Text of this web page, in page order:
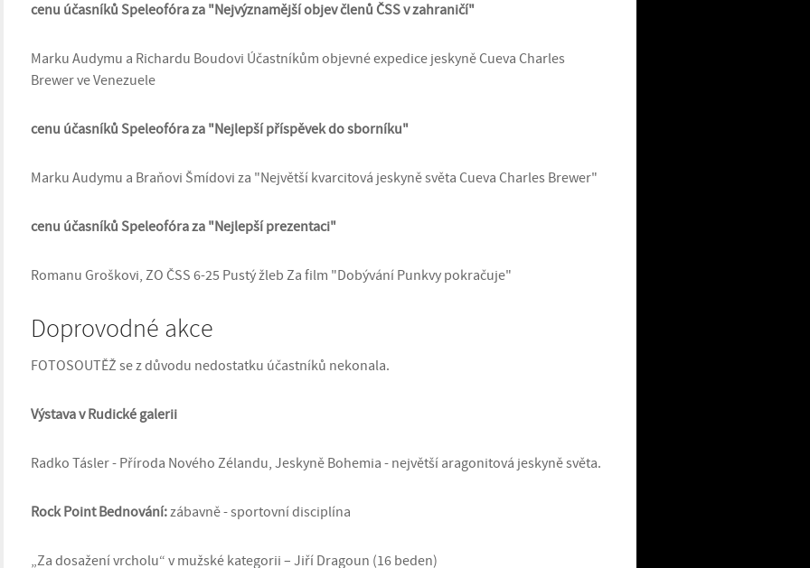
cenu účasníků Speleofóra za "Nejvýznamější objev členů ČSS v zahraničí"
Marku Audymu a Richardu Boudovi Účastníkům objevné expedice jeskyně Cueva Charles
Brewer ve Venezuele
cenu účasníků Speleofóra za "Nejlepší příspěvek do sborníku"
Marku Audymu a Braňovi Šmídovi za "Největší kvarcitová jeskyně světa Cueva Charles Brewer"
cenu účasníků Speleofóra za "Nejlepší prezentaci"
Romanu Groškovi, ZO ČSS 6-25 Pustý žleb Za film "Dobývání Punkvy pokračuje"
Doprovodné akce
FOTOSOUTĚŽ se z důvodu nedostatku účastníků nekonala.
Výstava v Rudické galerii
Radko Tásler - Příroda Nového Zélandu, Jeskyně Bohemia - největší aragonitová jeskyně světa.
Rock Point Bednování:zábavně - sportovní disciplína
„Za dosažení vrcholu“ v mužské kategorii – Jiří Dragoun (16 beden)